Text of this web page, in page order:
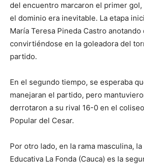
del encuentro marcaron el primer gol,
el dominio era inevitable. La etapa
María Teresa Pineda Castro anotando
convirtiéndose en la goleadora del
partido.
En el segundo tiempo, se esperaba
manejaran el partido, pero
derrotaron a su rival 16-0 en el
Popular del Cesar.
Por otro lado, en la rama masculina,
Educativa La Fonda (Cauca) es la